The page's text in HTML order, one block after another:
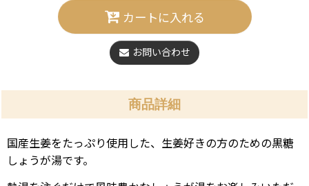
カートに入れる
お問い合わせ
商品詳細
国産生姜をたっぷり使用した、生姜好きの方のための黒糖
しょうが湯です。